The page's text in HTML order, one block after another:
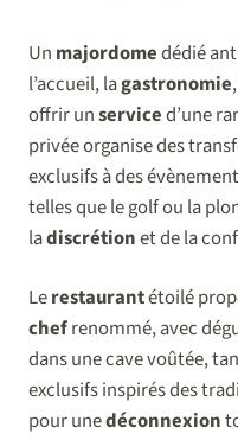
Un majordomedédié
l’accueil, lagastronomie
offrir unserviced’une
privée organise des
exclusifs à des
telles que le golf ou la
ladiscrétionet de la
Lerestaurantétoilé
chefrenommé, avec
dans une cave voûtée,
exclusifs inspirés des
pour unedéconnexion